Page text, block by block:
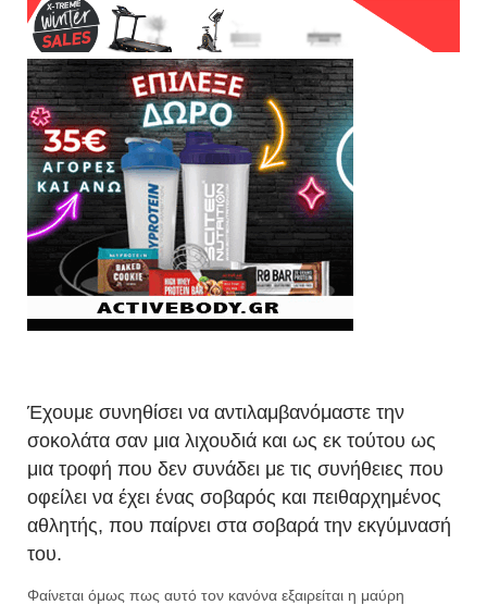
Έχουμε συνηθίσει να αντιλαμβανόμαστε την
σοκολάτα σαν μια λιχουδιά και ως εκ τούτου ως
μια τροφή που δεν συνάδει με τις συνήθειες που
οφείλει να έχει ένας σοβαρός και πειθαρχημένος
αθλητής, που παίρνει στα σοβαρά την εκγύμνασή
του.
Φαίνεται όμως πως αυτό τον κανόνα εξαιρείται η μαύρη